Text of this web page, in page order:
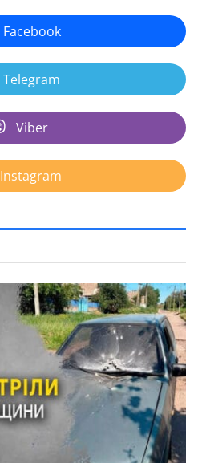
Facebook
Telegram
Viber
Instagram